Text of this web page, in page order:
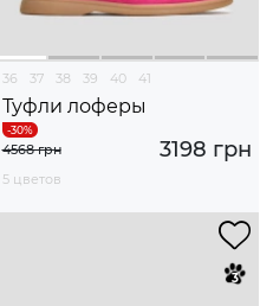
36 37 38 39 40 41
Туфли лоферы
3198 грн
4568 грн
5 цветов